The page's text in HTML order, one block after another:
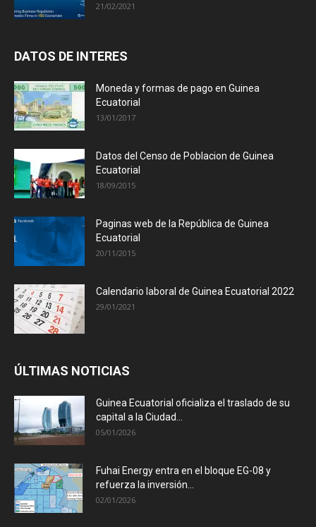
21/02/2021
DATOS DE INTERES
Moneda y formas de pago en Guinea
Ecuatorial
13/01/2017
Datos del Censo de Poblacion de Guinea
Ecuatorial
18/09/2015
Paginas web de la República de Guinea
Ecuatorial
20/11/2015
Calendario laboral de Guinea Ecuatorial 2022
29/01/2021
ÚLTIMAS NOTICIAS
Guinea Ecuatorial oficializa el traslado de su
capital a la Ciudad...
05/01/2026
Fuhai Energy entra en el bloque EG-08 y
refuerza la inversión...
02/01/2026